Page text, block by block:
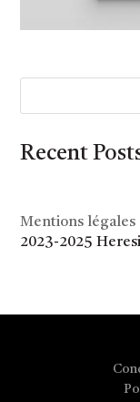
Recent
Mentions légales
2023-2025